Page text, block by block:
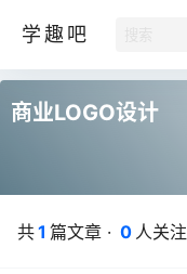
学趣吧
商业LOGO设计
共1 篇文章 · 0 人关注